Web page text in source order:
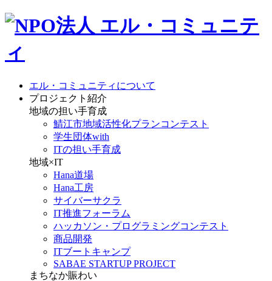
エル・コミュニティについて
プロジェクト紹介
地域の担い手育成
鯖江市地域活性化プランコンテスト
学生団体with
ITの担い手育成
地域×IT
Hana道場
Hana工房
サイバーサクラ
IT推進フォーラム
ハッカソン・プログラミングコンテスト
商品開発
ITブートキャンプ
SABAE STARTUP PROJECT
まちなか賑わい